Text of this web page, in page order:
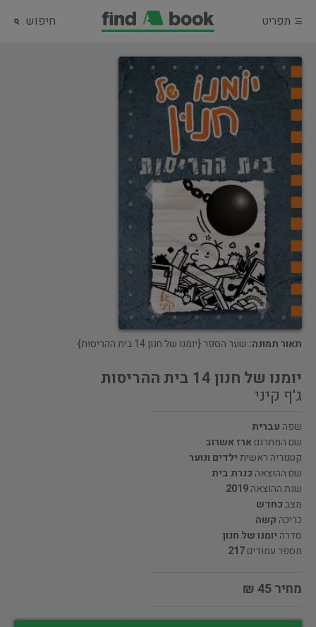
תפריט חיפוש
תאור תמונה: שער הספר {יומנו של חנון 14 בית ההריסות}
יומנו של חנון 14 בית ההריסות
ג'ף קיני
שפה עברית
שם המתרגםארז אשרוב
קטגוריה ראשיתילדים ונוער
שם ההוצאה כנרת בית
שנת ההוצאה2019
מצבכחדש
כריכה קשה
סדרה יומנו של חנון
מספר עמודים217
מחיר 45 ₪